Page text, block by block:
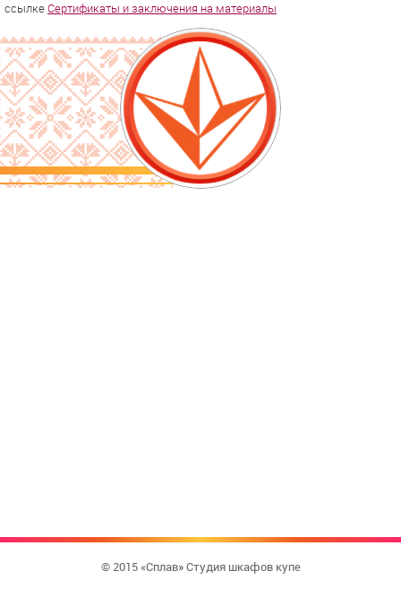
ссылкеСертификаты и заключения на материалы
© 2015 «Сплав» Студия шкафов купе